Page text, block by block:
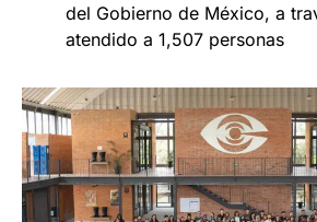
del Gobierno de México, a
atendido a 1,507 personas